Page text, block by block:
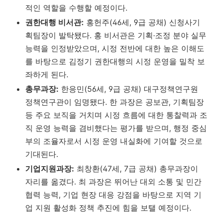
적인 역할을 수행할 예정이다.
권한대행 비서관: 홍헌주(46세, 9급 공채) 신청사기
획팀장이 발탁됐다. 홍 비서관은 기획·조정 분야 실무
능력을 인정받았으며, 시정 전반에 대한 높은 이해도
를 바탕으로 김정기 권한대행의 시정 운영을 밀착 보
좌하게 된다.
총무과장: 한응민(56세, 9급 공채) 대구정책연구원
정책연구관이 임명됐다. 한 과장은 공보관, 기획팀장
등 주요 보직을 거치며 시정 흐름에 대한 통찰력과 조
직 운영 능력을 겸비했다는 평가를 받으며, 행정 중심
부의 조율자로서 시정 운영 내실화에 기여할 것으로
기대된다.
기업지원과장: 최창환(47세, 7급 공채) 총무과장이
자리를 옮겼다. 최 과장은 뛰어난 대외 소통 및 민간
협력 능력, 기업 현장 대응 강점을 바탕으로 지역 기
업 지원 활성화 정책 추진에 힘을 보탤 예정이다.